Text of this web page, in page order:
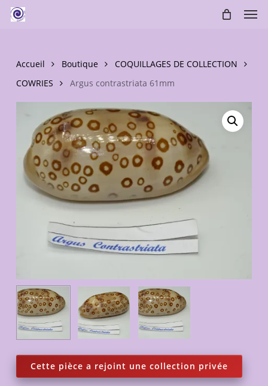
main
Accueil Boutique
COQUILLAGES DE COLLECTION
COWRIES
Argus contrastriata 61mm